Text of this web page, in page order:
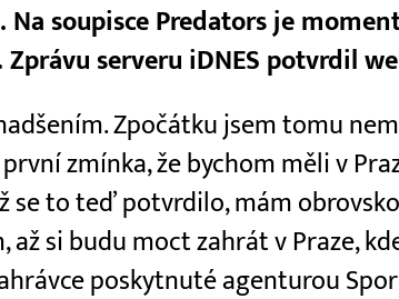
Na soupisce Predators je
serveru iDNES potvrdil
Zpočátku jsem tomu
zmínka, že bychom měli v
se to teď potvrdilo, mám
až si budu moct zahrát v Praze,
poskytnuté agenturou